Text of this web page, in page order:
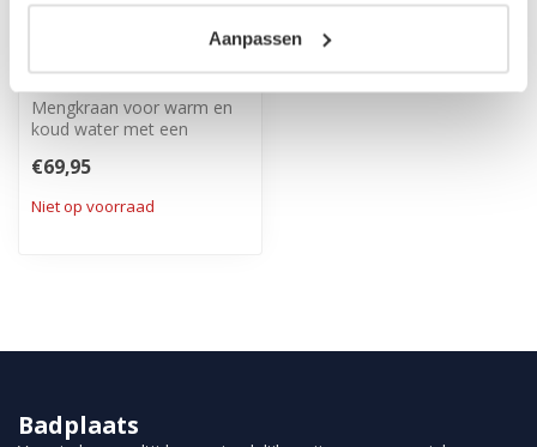
Aanpassen
Wastafelkraan Rios -
chroom
Mengkraan voor warm en
koud water met een
€69,95
Niet op voorraad
Badplaats